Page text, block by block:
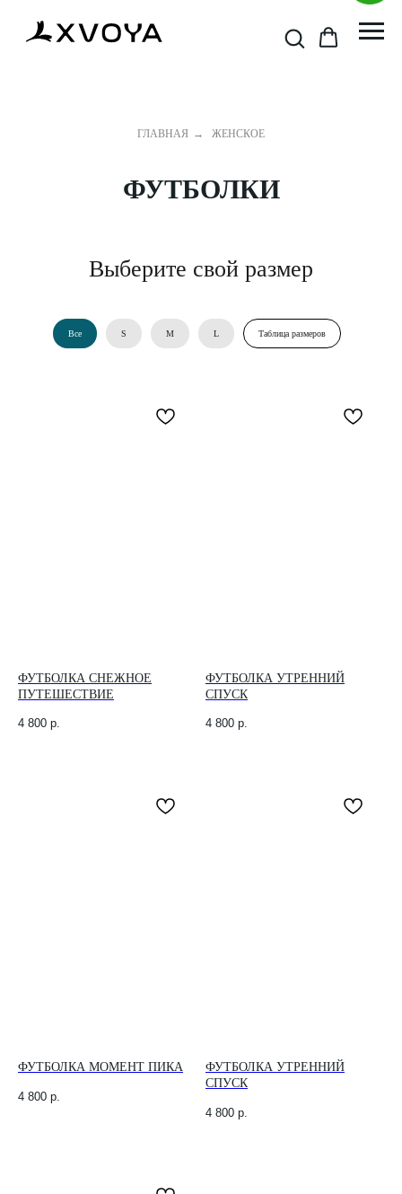
ГЛАВНАЯ → ЖЕНСКОЕ
ФУТБОЛКИ
Выберите свой размер
Все S M L Таблица размеров
ФУТБОЛКА СНЕЖНОЕ
ПУТЕШЕСТВИЕ
4 800 р.
ФУТБОЛКА УТРЕННИЙ
СПУСК
4 800 р.
ФУТБОЛКА МОМЕНТ ПИКА
4 800 р.
ФУТБОЛКА УТРЕННИЙ
СПУСК
4 800 р.